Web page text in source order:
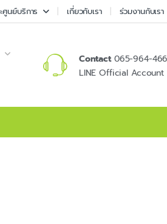
ศูนย์บริการ เกี่ยวกับเรา ร่วมงานกับเรา
Contact065-964-
LINE Official